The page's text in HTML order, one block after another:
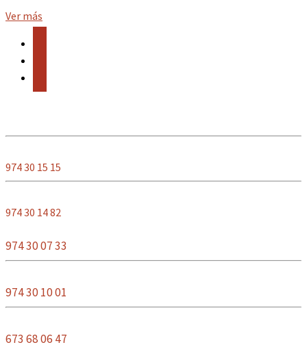
Ver más
974 30 15 15
974 30 14 82
974 30 07 33
974 30 10 01
673 68 06 47